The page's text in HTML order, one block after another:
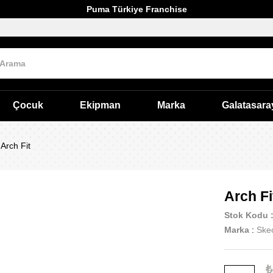
Puma Türkiye Franchise
Çocuk Ekipman Marka
Arch Fit
Arch
Stok Kodu
Marka :